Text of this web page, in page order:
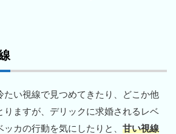
たい視線で見つめてきたり、どこか他
りますが、デリックに求婚されるレベ
カの行動を気にしたりと、 甘い視線